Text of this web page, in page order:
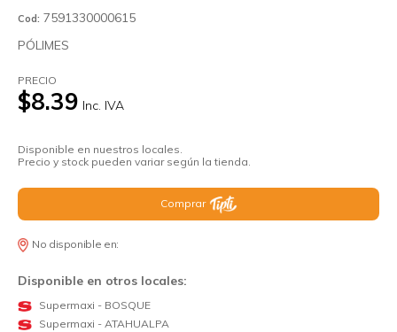
Cod: 7591330000615
PÓLIMES
PRECIO
$8.39 Inc. IVA
Disponible en nuestros locales.
Precio y stock pueden variar según la tienda.
Comprar
No disponible en:
Disponible en otros locales:
Supermaxi - BOSQUE
Supermaxi - ATAHUALPA